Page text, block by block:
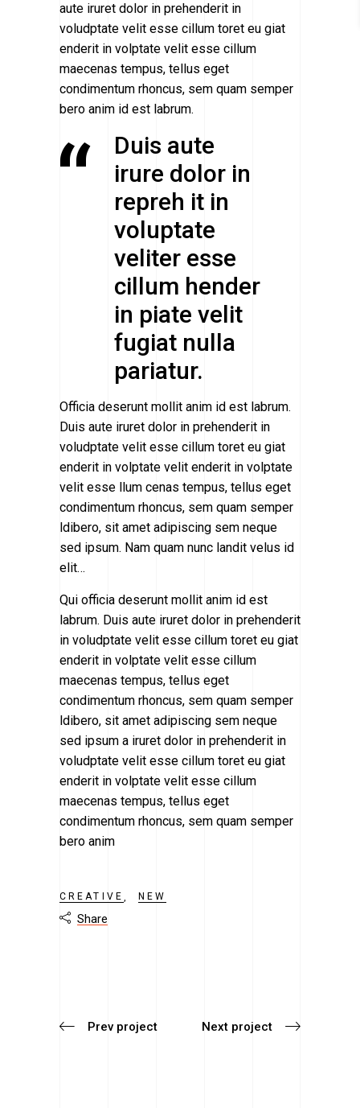
aute iruret dolor in prehenderit in
voludptate velit esse cillum toret eu giat
enderit in volptate velit esse cillum
maecenas tempus, tellus eget
condimentum rhoncus, sem quam semper
bero anim id est labrum.
Duis aute
irure dolor in
repreh it in
voluptate
veliter esse
cillum hender
in piate velit
fugiat nulla
pariatur.
Officia deserunt mollit anim id est labrum.
Duis aute iruret dolor in prehenderit in
voludptate velit esse cillum toret eu giat
enderit in volptate velit enderit in volptate
velit esse llum cenas tempus, tellus eget
condimentum rhoncus, sem quam semper
ldibero, sit amet adipiscing sem neque
sed ipsum. Nam quam nunc landit velus id
elit…
Qui officia deserunt mollit anim id est
labrum. Duis aute iruret dolor in prehenderit
in voludptate velit esse cillum toret eu giat
enderit in volptate velit esse cillum
maecenas tempus, tellus eget
condimentum rhoncus, sem quam semper
ldibero, sit amet adipiscing sem neque
sed ipsum а iruret dolor in prehenderit in
voludptate velit esse cillum toret eu giat
enderit in volptate velit esse cillum
maecenas tempus, tellus eget
condimentum rhoncus, sem quam semper
bero anim
CREATIVE NEW
 Share
Prev project Next project